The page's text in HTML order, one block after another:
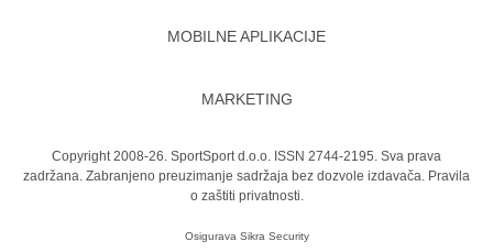
MOBILNE APLIKACIJE
MARKETING
Copyright 2008-26. SportSport d.o.o. ISSN 2744-2195. Sva prava
zadržana. Zabranjeno preuzimanje sadržaja bez dozvole izdavača. Pravila
o zaštiti privatnosti.
Osigurava Sikra Security